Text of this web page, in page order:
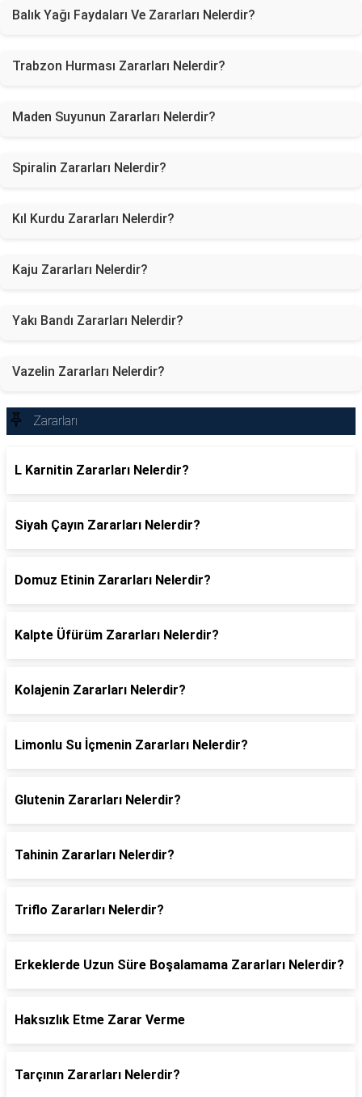
Balık Yağı Faydaları Ve Zararları Nelerdir?
Trabzon Hurması Zararları Nelerdir?
Maden Suyunun Zararları Nelerdir?
Spiralin Zararları Nelerdir?
Kıl Kurdu Zararları Nelerdir?
Kaju Zararları Nelerdir?
Yakı Bandı Zararları Nelerdir?
Vazelin Zararları Nelerdir?
Zararları
L Karnitin Zararları Nelerdir?
Siyah Çayın Zararları Nelerdir?
Domuz Etinin Zararları Nelerdir?
Kalpte Üfürüm Zararları Nelerdir?
Kolajenin Zararları Nelerdir?
Limonlu Su İçmenin Zararları Nelerdir?
Glutenin Zararları Nelerdir?
Tahinin Zararları Nelerdir?
Triflo Zararları Nelerdir?
Erkeklerde Uzun Süre Boşalamama Zararları Nelerdir?
Haksızlık Etme Zarar Verme
Tarçının Zararları Nelerdir?